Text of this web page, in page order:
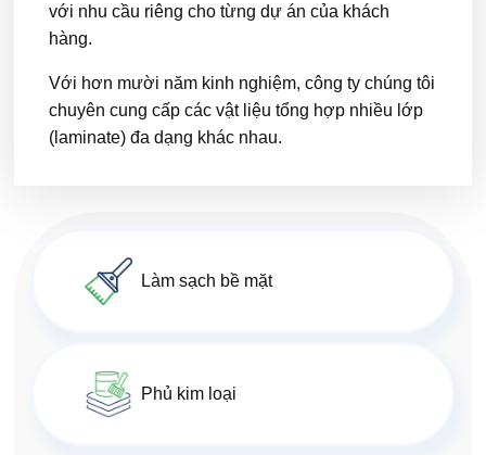
với nhu cầu riêng cho từng dự án của khách
hàng.
Với hơn mười năm kinh nghiệm, công ty chúng tôi
chuyên cung cấp các vật liệu tổng hợp nhiều lớp
(laminate) đa dạng khác nhau.
Làm sạch bề mặt
Phủ kim loại